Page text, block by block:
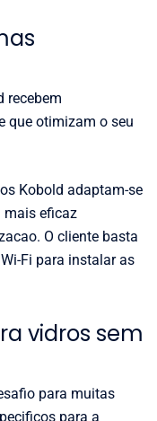
recebem
que otimizam o seu
Kobold adaptam-se
mais eficaz
O cliente basta
Fi para instalar as
vidros sem
para muitas
para a